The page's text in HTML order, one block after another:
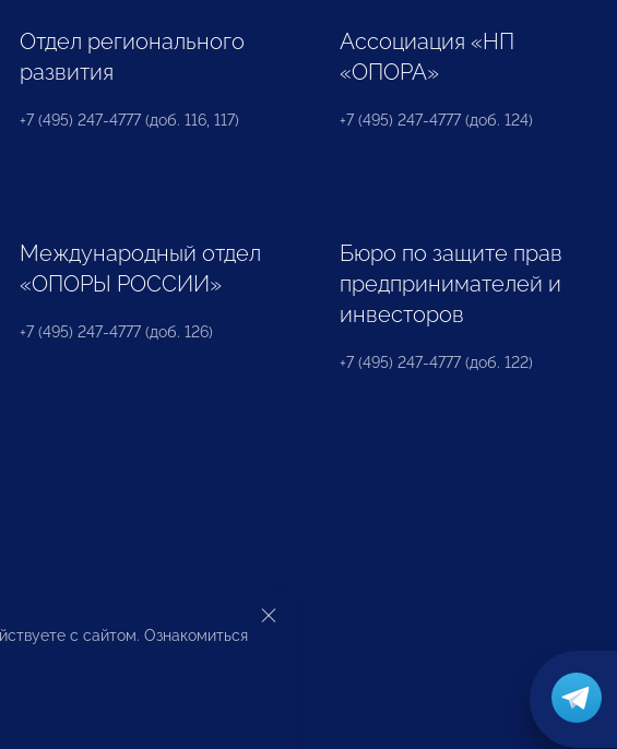
Отдел регионального
развития
+7 (495) 247-4777 (доб. 116, 117)
Ассоциация «НП
«ОПОРА»
+7 (495) 247-4777 (доб. 124)
Международный отдел
«ОПОРЫ РОССИИ»
+7 (495) 247-4777 (доб. 126)
Бюро по защите прав
предпринимателей и
инвесторов
+7 (495) 247-4777 (доб. 122)
с сайтом. Ознакомиться